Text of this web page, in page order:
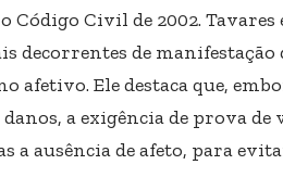
Código Civil de 2002.
decorrentes de manifestação
afetivo. Ele destaca que,
a exigência de prova
a ausência de afeto, para